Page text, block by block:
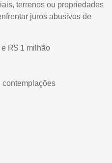
terrenos ou propriedades
juros abusivos de
R$ 1 milhão
contemplações